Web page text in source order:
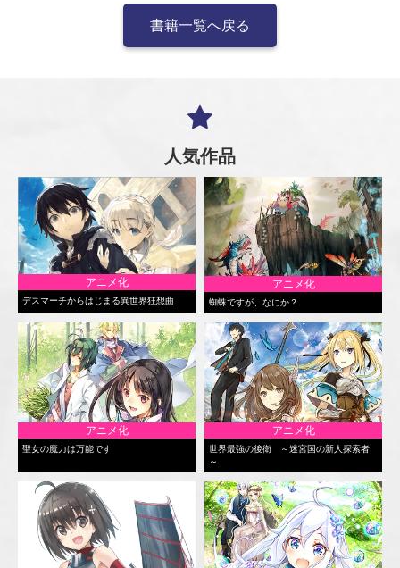
書籍一覧へ戻る
人気作品
アニメ化
デスマーチからはじまる異世界狂想曲
アニメ化
蜘蛛ですが、なにか？
アニメ化
聖女の魔力は万能です
アニメ化
世界最強の後衛 ～迷宮国の新人探索者
～